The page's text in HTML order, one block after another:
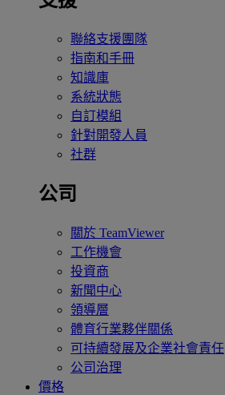
聯絡支援團隊
指南和手冊
知識庫
系統狀態
自訂模組
針對開發人員
社群
公司
關於 TeamViewer
工作機會
投資商
新聞中心
領導層
體育行業夥伴關係
可持續發展及企業社會責任
公司治理
價格